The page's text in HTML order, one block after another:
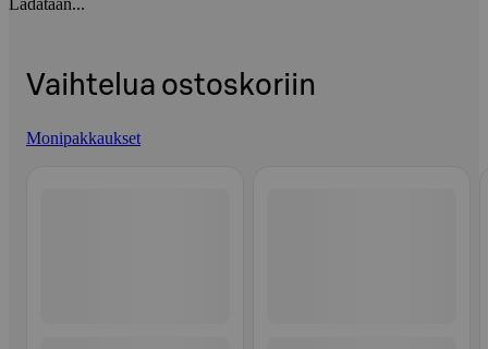
Vaihtelua ostoskoriin
Monipakkaukset